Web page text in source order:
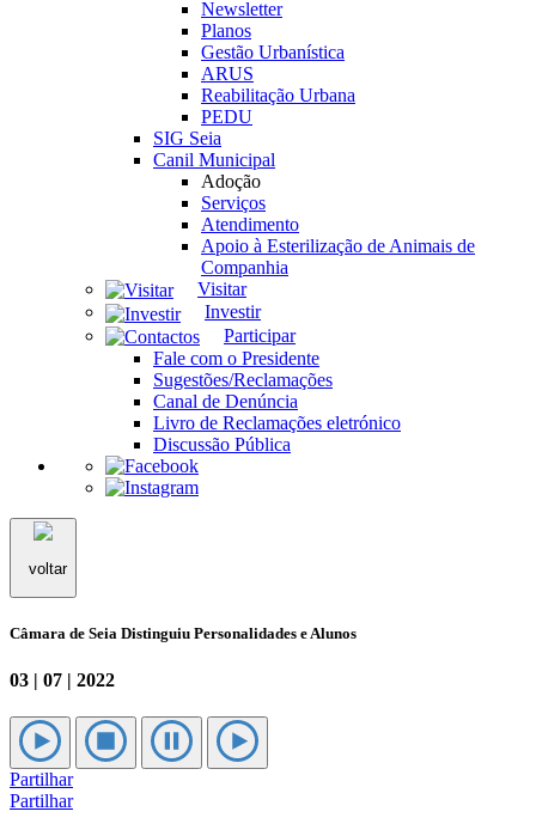
Newsletter
Planos
Gestão Urbanística
ARUS
Reabilitação Urbana
PEDU
SIG Seia
Canil Municipal
Adoção
Serviços
Atendimento
Apoio à Esterilização de Animais de
Companhia
Visitar
Investir
Participar
Fale com o Presidente
Sugestões/Reclamações
Canal de Denúncia
Livro de Reclamações eletrónico
Discussão Pública
voltar
Câmara de Seia Distinguiu Personalidades e Alunos
03 | 07 | 2022
Partilhar
Partilhar